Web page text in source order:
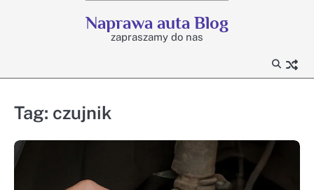
Naprawa auta Blog
zapraszamy do nas
Tag: czujnik